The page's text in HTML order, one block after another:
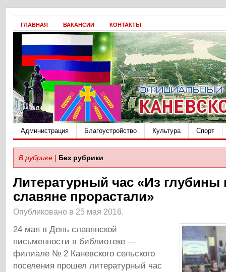
ГЛАВНАЯ ВАКАНСИИ КОНТАКТЫ
Администрация Благоустройство Культура Спорт
В рубрике | Без рубрики
Литературный час «Из глубины
славяне прорастали»
Опубликовано в 25 мая 2016.
24 мая в День славянской
письменности в библиотеке —
филиале № 2 Каневского сельского
поселения прошел литературный час